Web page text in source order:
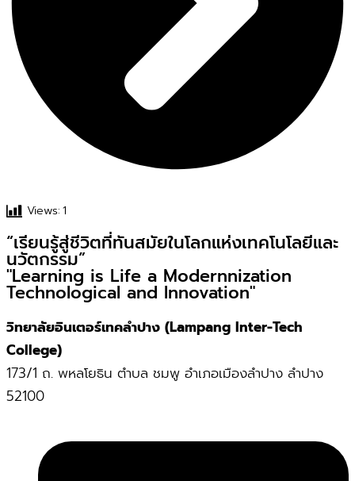
Views:1
“เรียนรู้สู่ชีวิตที่ทันสมัยในโลกแห่งเทคโนโลยีและ
นวัตกรรม”
"Learning is Life a Modernnization
Technological and Innovation"
วิทยาลัยอินเตอร์เทคลำปาง (Lampang Inter-Tech
College)
173/1 ถ. พหลโยธิน ตำบล ชมพู อำเภอเมืองลำปาง ลำปาง
52100